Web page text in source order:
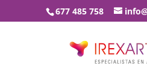
677 485 758